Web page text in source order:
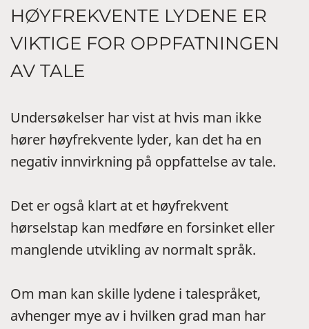
HØYFREKVENTE LYDENE ER
VIKTIGE FOR OPPFATNINGEN
AV TALE
Undersøkelser har vist at hvis man ikke
hører høyfrekvente lyder, kan det ha en
negativ innvirkning på oppfattelse av tale.
Det er også klart at et høyfrekvent
hørselstap kan medføre en forsinket eller
manglende utvikling av normalt språk.
Om man kan skille lydene i talespråket,
avhenger mye av i hvilken grad man har